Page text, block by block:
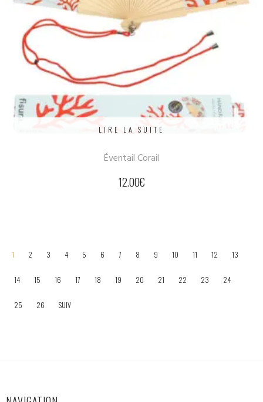
LIRE LA SUITE
Éventail Corail
12.00€
1 2 3 4 5 6 7 8 9 10 11 12 13
14 15 16 17 18 19 20 21 22 23 24
25 26 SUIV